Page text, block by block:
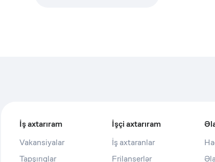
İş axtarıram
Vakansiyalar
Tapşırıqlar
İşçi axtarıram
İş axtaranlar
Frilanserlər